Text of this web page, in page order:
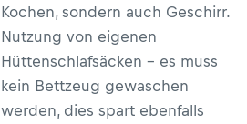
Kochen, sondern auch Geschirr.
Nutzung von eigenen
Hüttenschlafsäcken – es muss
kein Bettzeug gewaschen
werden, dies spart ebenfalls